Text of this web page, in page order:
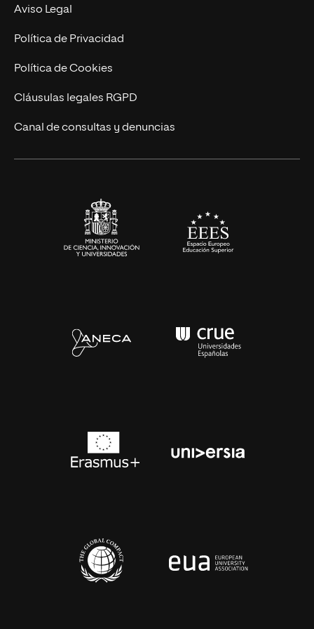
Experto Universitario
Postgrados
Cursos Universitarios
Nuestro Equipo
Trabaja en UNIR
Actualidad
UNIR Revista
Eventos
Aviso Legal
Política de Privacidad
Política de Cookies
Cláusulas legales RGPD
Canal de consultas y denuncias